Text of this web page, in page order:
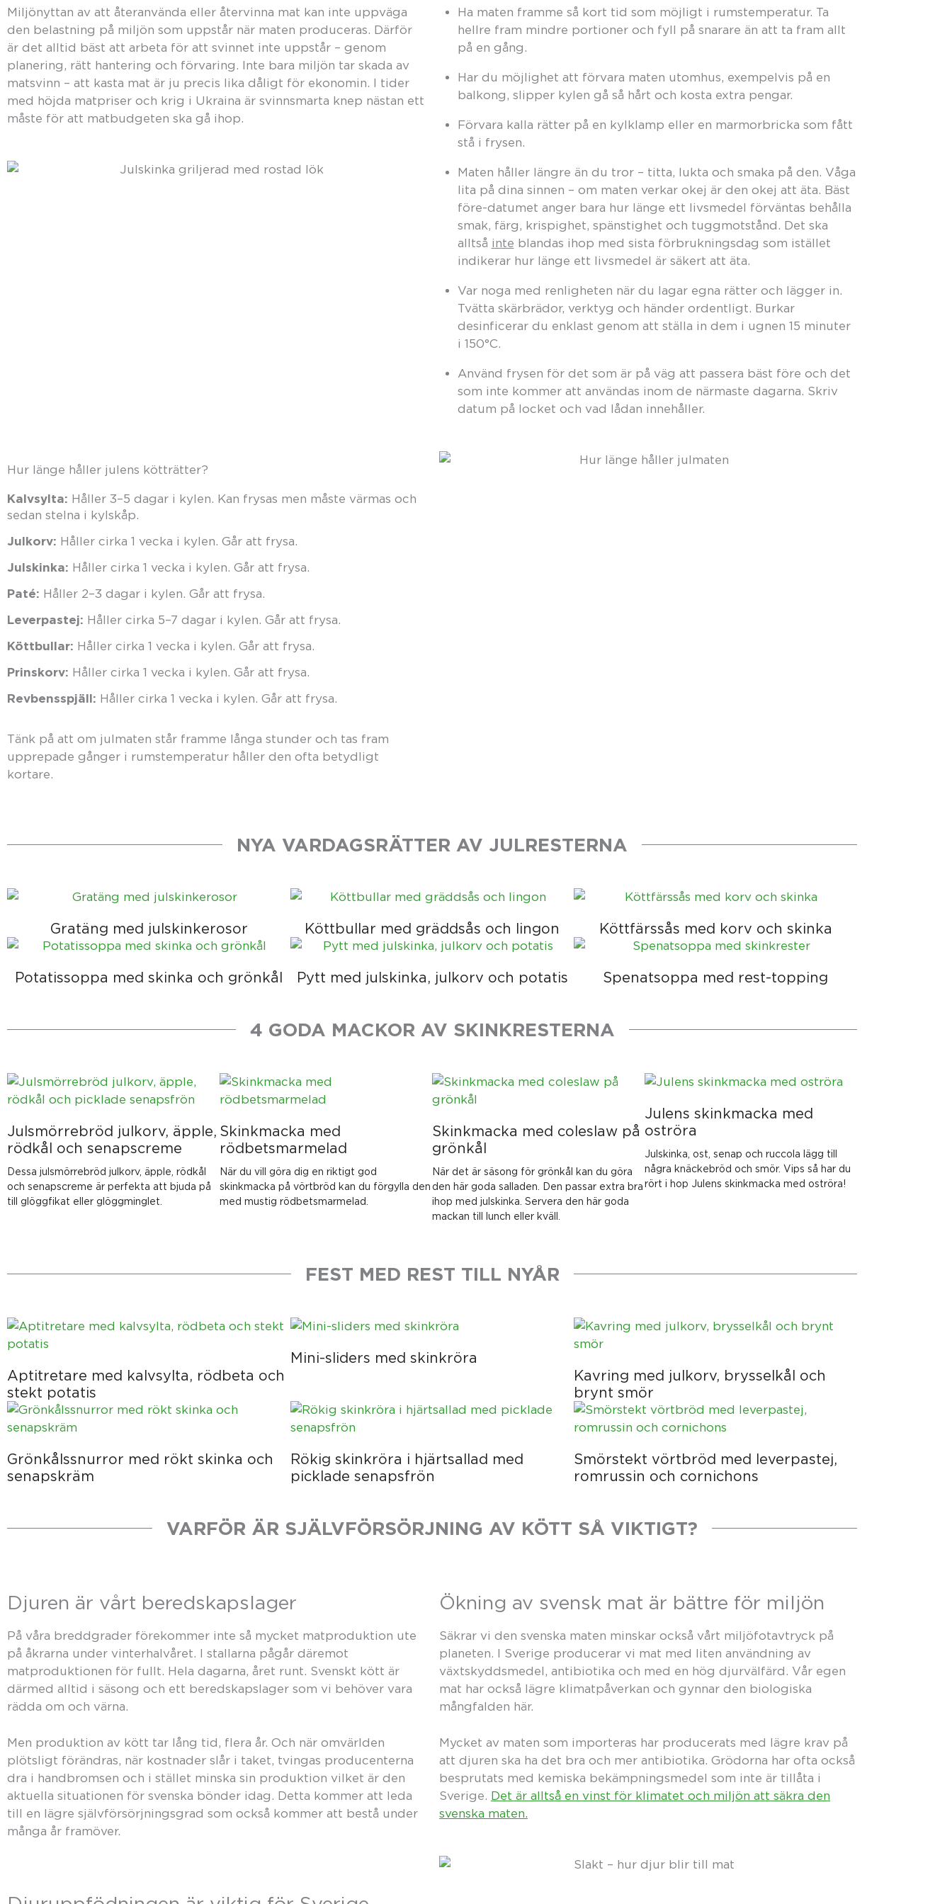
Miljönyttan av att återanvända eller återvinna mat kan inte uppväga
den belastning på miljön som uppstår när maten produceras. Därför
är det alltid bäst att arbeta för att svinnet inte uppstår – genom
planering, rätt hantering och förvaring. Inte bara miljön tar skada av
matsvinn – att kasta mat är ju precis lika dåligt för ekonomin. I tider
med höjda matpriser och krig i Ukraina är svinnsmarta knep nästan ett
måste för att matbudgeten ska gå ihop.
Ha maten framme så kort tid som möjligt i rumstemperatur. Ta
hellre fram mindre portioner och fyll på snarare än att ta fram allt
på en gång.
Har du möjlighet att förvara maten utomhus, exempelvis på en
balkong, slipper kylen gå så hårt och kosta extra pengar.
Förvara kalla rätter på en kylklamp eller en marmorbricka som fått
stå i frysen.
Maten håller längre än du tror – titta, lukta och smaka på den. Våga
lita på dina sinnen – om maten verkar okej är den okej att äta. Bäst
före-datumet anger bara hur länge ett livsmedel förväntas behålla
smak, färg, krispighet, spänstighet och tuggmotstånd. Det ska
alltså inte blandas ihop med sista förbrukningsdag som istället
indikerar hur länge ett livsmedel är säkert att äta.
Var noga med renligheten när du lagar egna rätter och lägger in.
Tvätta skärbrädor, verktyg och händer ordentligt. Burkar
desinficerar du enklast genom att ställa in dem i ugnen 15 minuter
i 150°C.
Använd frysen för det som är på väg att passera bäst före och det
som inte kommer att användas inom de närmaste dagarna. Skriv
datum på locket och vad lådan innehåller.
Hur länge håller julens kötträtter?
Kalvsylta: Håller 3–5 dagar i kylen. Kan frysas men måste värmas och
sedan stelna i kylskåp.
Julkorv: Håller cirka 1 vecka i kylen. Går att frysa.
Julskinka: Håller cirka 1 vecka i kylen. Går att frysa.
Paté: Håller 2–3 dagar i kylen. Går att frysa.
Leverpastej: Håller cirka 5–7 dagar i kylen. Går att frysa.
Köttbullar: Håller cirka 1 vecka i kylen. Går att frysa.
Prinskorv: Håller cirka 1 vecka i kylen. Går att frysa.
Revbensspjäll: Håller cirka 1 vecka i kylen. Går att frysa.
Tänk på att om julmaten står framme långa stunder och tas fram
upprepade gånger i rumstemperatur håller den ofta betydligt
kortare.
NYA VARDAGSRÄTTER AV JULRESTERNA
Gratäng med julskinkerosor Köttbullar med gräddsås och lingon Köttfärssås med korv och skinka
Potatissoppa med skinka och grönkål Pytt med julskinka, julkorv och potatis Spenatsoppa med rest-topping
4 GODA MACKOR AV SKINKRESTERNA
Julsmörrebröd julkorv, äpple,
rödkål och senapscreme
Dessa julsmörrebröd julkorv, äpple, rödkål
och senapscreme är perfekta att bjuda på
till glöggfikat eller glöggminglet.
Skinkmacka med
rödbetsmarmelad
När du vill göra dig en riktigt god
skinkmacka på vörtbröd kan du förgylla den
med mustig rödbetsmarmelad.
Skinkmacka med coleslaw på
grönkål
När det är säsong för grönkål kan du göra
den här goda salladen. Den passar extra bra
ihop med julskinka. Servera den här goda
mackan till lunch eller kväll.
Julens skinkmacka med
oströra
Julskinka, ost, senap och ruccola lägg till
några knäckebröd och smör. Vips så har du
rört i hop Julens skinkmacka med oströra!
FEST MED REST TILL NYÅR
Aptitretare med kalvsylta, rödbeta och
stekt potatis
Mini-sliders med skinkröra
Kavring med julkorv, brysselkål och
brynt smör
Grönkålssnurror med rökt skinka och
senapskräm
Rökig skinkröra i hjärtsallad med
picklade senapsfrön
Smörstekt vörtbröd med leverpastej,
romrussin och cornichons
VARFÖR ÄR SJÄLVFÖRSÖRJNING AV KÖTT SÅ VIKTIGT?
Djuren är vårt beredskapslager
På våra breddgrader förekommer inte så mycket matproduktion ute
på åkrarna under vinterhalvåret. I stallarna pågår däremot
matproduktionen för fullt. Hela dagarna, året runt. Svenskt kött är
därmed alltid i säsong och ett beredskapslager som vi behöver vara
rädda om och värna.
Men produktion av kött tar lång tid, flera år. Och när omvärlden
plötsligt förändras, när kostnader slår i taket, tvingas producenterna
dra i handbromsen och i stället minska sin produktion vilket är den
aktuella situationen för svenska bönder idag. Detta kommer att leda
till en lägre självförsörjningsgrad som också kommer att bestå under
många år framöver.
Ökning av svensk mat är bättre för miljön
Säkrar vi den svenska maten minskar också vårt miljöfotavtryck på
planeten. I Sverige producerar vi mat med liten användning av
växtskyddsmedel, antibiotika och med en hög djurvälfärd. Vår egen
mat har också lägre klimatpåverkan och gynnar den biologiska
mångfalden här.
Mycket av maten som importeras har producerats med lägre krav på
att djuren ska ha det bra och mer antibiotika. Grödorna har ofta också
besprutats med kemiska bekämpningsmedel som inte är tillåta i
Sverige. Det är alltså en vinst för klimatet och miljön att säkra den
svenska maten.